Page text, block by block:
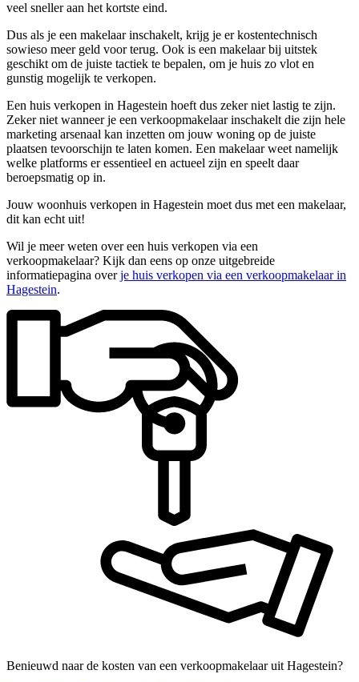
veel sneller aan het kortste eind.
Dus als je een makelaar inschakelt, krijg je er kostentechnisch
sowieso meer geld voor terug. Ook is een makelaar bij uitstek
geschikt om de juiste tactiek te bepalen, om je huis zo vlot en
gunstig mogelijk te verkopen.
Een huis verkopen in Hagestein hoeft dus zeker niet lastig te zijn.
Zeker niet wanneer je een verkoopmakelaar inschakelt die zijn hele
marketing arsenaal kan inzetten om jouw woning op de juiste
plaatsen tevoorschijn te laten komen. Een makelaar weet namelijk
welke platforms er essentieel en actueel zijn en speelt daar
beroepsmatig op in.
Jouw woonhuis verkopen in Hagestein moet dus met een makelaar,
dit kan echt uit!
Wil je meer weten over een huis verkopen via een
verkoopmakelaar? Kijk dan eens op onze uitgebreide
informatiepagina overje huis verkopen via een verkoopmakelaar in
Hagestein.
Benieuwd naar de kosten van een verkoopmakelaar uit Hagestein?